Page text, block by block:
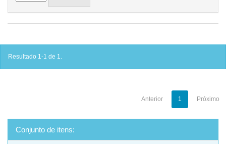
Resultado 1-1 de 1.
Anterior 1 Próximo
Conjunto de itens: